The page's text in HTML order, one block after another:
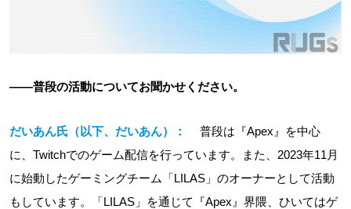
――普段の活動についてお聞かせください。
だいあん氏（以下、だいあん）：
普段は『Apex』を中心
に、Twitchでのゲーム配信を行っています。また、2023年11月
に始動したゲーミングチーム「LILAS」のオーナーとして活動
もしています。「LILAS」を通じて『Apex』界隈、ひいてはゲ